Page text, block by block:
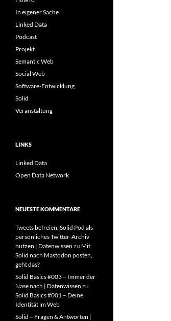
In eigener Sache
Linked Data
Podcast
Projekt
Semantic Web
Social Web
Software-Entwicklung
Solid
Veranstaltung
LINKS
Linked Data
Open Data Network
NEUESTE KOMMENTARE
Tweets befreien: Solid Pod als
persönliches Twitter-Archiv
nutzen | Datenwissen zu Mit
Solid nach Mastodon posten,
geht das?
Solid Basics #003 – Immer der
Nase nach | Datenwissen zu
Solid Basics #001 – Deine
Identität im Web
Solid – Fragen & Antworten |